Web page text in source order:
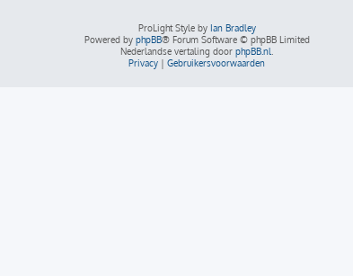
ProLight Style by Ian Bradley
Powered by phpBB® Forum Software © phpBB Limited
Nederlandse vertaling door phpBB.nl
Privacy | Gebruikersvoorwaarden